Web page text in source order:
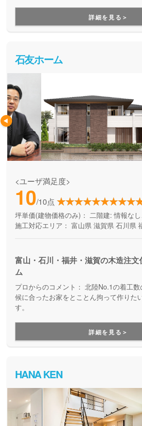
厳密な現場管理により無駄なコストを徹
正価格で理想の暮らしを実現します。
詳細を見る＞
石友ホーム
<ユーザ満足度>
10/10点
坪単価(建物価格のみ)： 二階建: 情報な
施工対応エリア： 富山県 滋賀県 石川県
富山・石川・福井・滋賀の木造注
ム
プロからのコメント： 北陸No.1の着工
候に合ったお家をとことん拘って作りた
す。
詳細を見る＞
HANA KEN